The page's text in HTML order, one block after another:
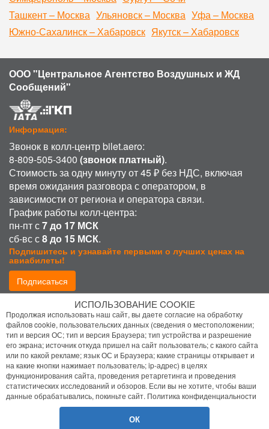
Ташкент – Москва Ульяновск – Москва Уфа – Москва
Южно-Сахалинск – Хабаровск Якутск – Хабаровск
ООО "Центральное Агентство Воздушных и ЖД
Сообщений"
Информация:
Звонок в колл-центр bilet.aero:
8-809-505-3400 (звонок платный).
Стоимость за одну минуту от 45 ₽ без НДС, включая
время ожидания разговора с оператором, в
зависимости от региона и оператора связи.
График работы колл-центра:
пн-пт с7 до 17 МСК
сб-вс с8 до 15 МСК.
Подпишитесь и узнавайте первыми о лучших ценах на
авиабилеты!
Подписаться
Присоединиться:
Политика конфиденциальности
Помощь
- Все права защищены
ИСПОЛЬЗОВАНИЕ COOKIE
Продолжая использовать наш сайт, вы даете согласие на обработку
файлов cookie, пользовательских данных (сведения о местоположении;
тип и версия ОС; тип и версия Браузера; тип устройства и разрешение
его экрана; источник откуда пришел на сайт пользователь; с какого сайта
или по какой рекламе; язык ОС и Браузера; какие страницы открывает и
на какие кнопки нажимает пользователь; ip-адрес) в целях
функционирования сайта, проведения ретаргетинга и проведения
статистических исследований и обзоров. Если вы не хотите, чтобы ваши
данные обрабатывались, покиньте сайт. Политика конфиденциальности
ОК